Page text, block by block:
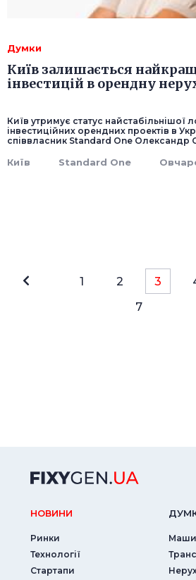
Думки
Київ залишається
інвестицій в орендну
Київ утримує статус найстабільнішої
інвестиційних орендних проектів в
співвласник Standard One Олександр
Київ Standard One
1 2 3
7
НОВИНИ
Ринки
Технології
Стартапи